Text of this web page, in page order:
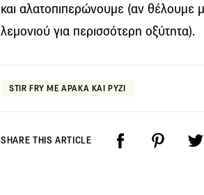
και αλατοπιπερώνουμε (αν
λεμονιού για περισσότερη οξύτητα).
STIR FRY ΜΕ ΑΡΑΚΑ ΚΑΙ ΡΥΖΙ
SHARE THIS ARTICLE